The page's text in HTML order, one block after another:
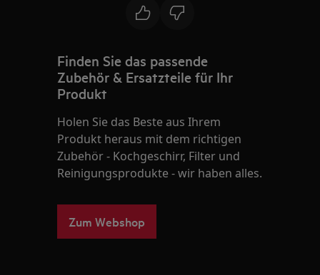
Finden Sie das passende
Zubehör & Ersatzteile für Ihr
Produkt
Holen Sie das Beste aus Ihrem
Produkt heraus mit dem richtigen
Zubehör - Kochgeschirr, Filter und
Reinigungsprodukte - wir haben alles.
Zum Webshop